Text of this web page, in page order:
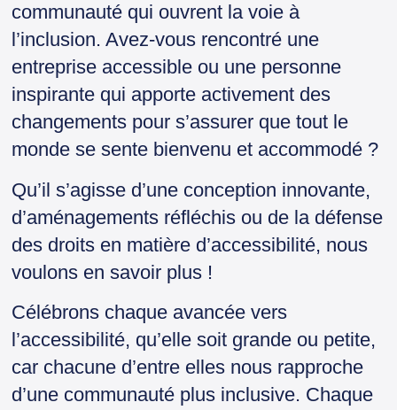
communauté qui ouvrent la voie à
l’inclusion. Avez-vous rencontré une
entreprise accessible ou une personne
inspirante qui apporte activement des
changements pour s’assurer que tout le
monde se sente bienvenu et accommodé ?
Qu’il s’agisse d’une conception innovante,
d’aménagements réfléchis ou de la défense
des droits en matière d’accessibilité, nous
voulons en savoir plus !
Célébrons chaque avancée vers
l’accessibilité, qu’elle soit grande ou petite,
car chacune d’entre elles nous rapproche
d’une communauté plus inclusive. Chaque